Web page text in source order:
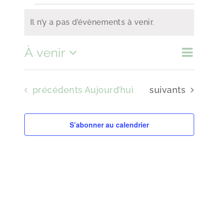
Notice
Il n’y a pas d’évènements à venir.
et
vues
Ricerca
de
vues
Liste
À venir
Sélectionnez
une
date.
Évènements
précédents Aujourd’hui Évènements
suivants
S’abonner au calendrier